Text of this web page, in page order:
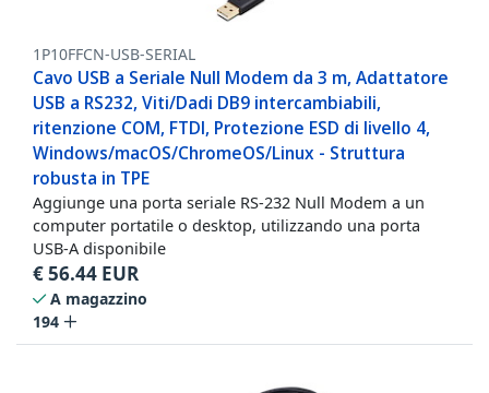
1P10FFCN-USB-SERIAL
Cavo USB a Seriale Null Modem da 3 m, Adattatore
USB a RS232, Viti/Dadi DB9 intercambiabili,
ritenzione COM, FTDI, Protezione ESD di livello 4,
Windows/macOS/ChromeOS/Linux - Struttura
robusta in TPE
Aggiunge una porta seriale RS-232 Null Modem a un
computer portatile o desktop, utilizzando una porta
USB-A disponibile
€56.44 EUR
A magazzino
194